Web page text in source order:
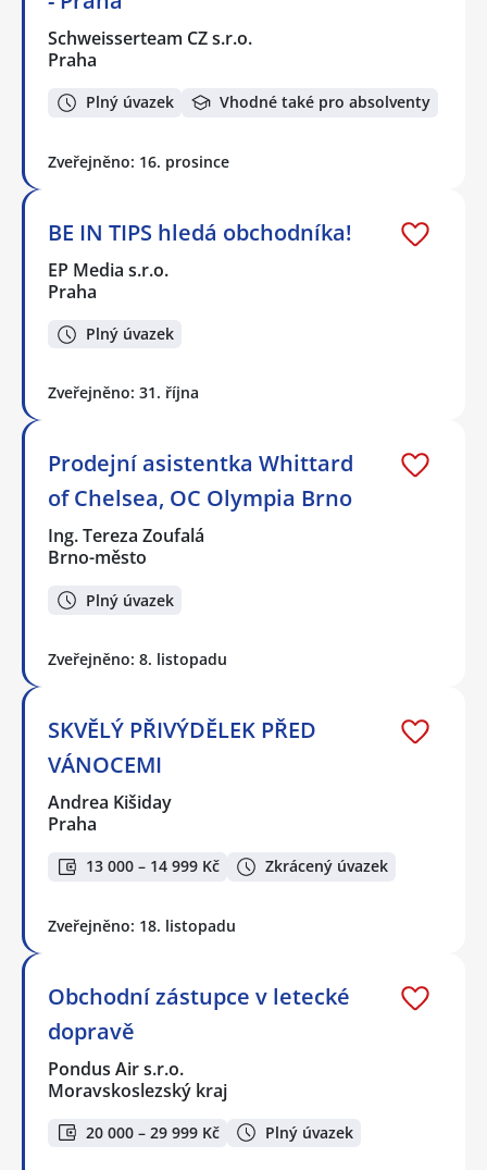
Schweisserteam CZ s.r.o.
Praha
Plný úvazek Vhodné také pro absolventy
Zveřejněno: 16. prosince
BE IN TIPS hledá obchodníka!
EP Media s.r.o.
Praha
Plný úvazek
Zveřejněno: 31. října
Prodejní asistentka Whittard
of Chelsea, OC Olympia Brno
Ing. Tereza Zoufalá
Brno-město
Plný úvazek
Zveřejněno: 8. listopadu
SKVĚLÝ PŘIVÝDĚLEK PŘED
VÁNOCEMI
Andrea Kišiday
Praha
13 000 – 14 999 Kč Zkrácený úvazek
Zveřejněno: 18. listopadu
Obchodní zástupce v letecké
dopravě
Pondus Air s.r.o.
Moravskoslezský kraj
20 000 – 29 999 Kč Plný úvazek